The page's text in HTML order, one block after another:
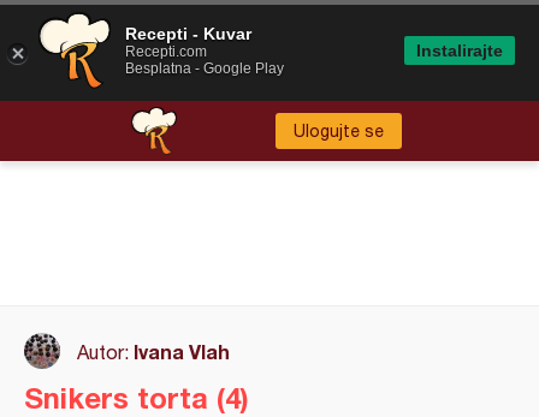
Ulogujte se
Autor: Ivana Vlah
Snikers torta (4)
Recepti - Kuvar
Recepti.com
Besplatna - Google Play
Instalirajte